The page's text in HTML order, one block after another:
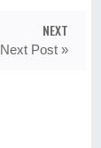
NEXT
Next Post »